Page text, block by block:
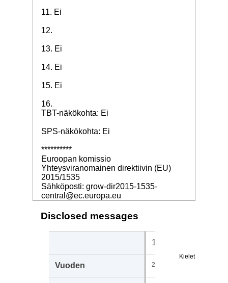
11. Ei
12.
13. Ei
14. Ei
15. Ei
16.
TBT-näkökohta: Ei
SPS-näkökohta: Ei
**********
Euroopan komissio
Yhteysviranomainen direktiivin (EU)
2015/1535
Sähköposti: grow-dir2015-1535-
central@ec.europa.eu
Disclosed messages
105688
2023
Kielet